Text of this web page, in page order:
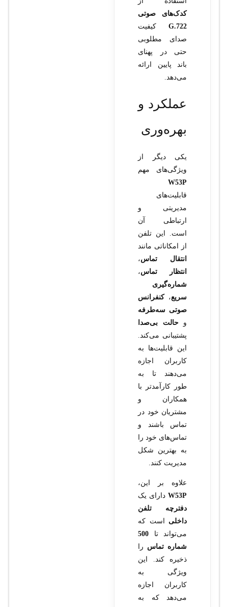
کدک‌های صوتی
G.722کیفیت
صدای مطلوبی
حتی در پهنای
باند پایین ارائه
می‌دهد.
عملکرد و
بهره‌وری
یکی دیگر از
ویژگی‌های مهم
W53P
قابلیت‌های
مدیریتی و
ارتباطی آن
است. این تلفن
از امکاناتی مانند
انتقال تماس،
انتظار تماس،
شماره‌گیری
سریع،کنفرانس
صوتی سه‌طرفه
وحالت بی‌صدا
پشتیبانی می‌کند.
این قابلیت‌ها به
کاربران اجازه
می‌دهند تا به
طور کارآمدتر با
همکاران و
مشتریان خود در
تماس باشند و
تماس‌های خود را
به بهترین شکل
مدیریت کنند.
علاوه بر این،
W53Pدارای یک
دفترچه تلفن
داخلی است که
می‌تواند تا 500
شماره تماس را
ذخیره کند. این
ویژگی به
کاربران اجازه
می‌دهد که به